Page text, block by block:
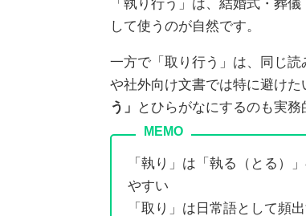
「執り行う」は、結婚式・葬
して使うのが自然です。
一方で「取り行う」は、同じ
や社外向け文書では特に避けた
う」
とひらがなにするのも実務
「執り」は「執る（とる）
やすい
「取り」は日常語として頻